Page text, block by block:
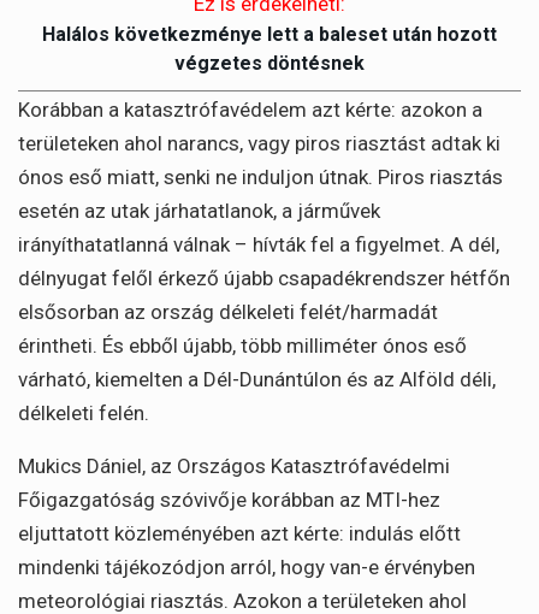
Halálos következménye lett a baleset után hozott
végzetes döntésnek
Korábban a katasztrófavédelem azt kérte: azokon a
területeken ahol narancs, vagy piros riasztást adtak ki
ónos eső miatt, senki ne induljon útnak. Piros riasztás
esetén az utak járhatatlanok, a járművek
irányíthatatlanná válnak – hívták fel a figyelmet. A dél,
délnyugat felől érkező újabb csapadékrendszer hétfőn
elsősorban az ország délkeleti felét/harmadát
érintheti. És ebből újabb, több milliméter ónos eső
várható, kiemelten a Dél-Dunántúlon és az Alföld déli,
délkeleti felén.
Mukics Dániel, az Országos Katasztrófavédelmi
Főigazgatóság szóvivője korábban az MTI-hez
eljuttatott közleményében azt kérte: indulás előtt
mindenki tájékozódjon arról, hogy van-e érvényben
meteorológiai riasztás. Azokon a területeken ahol